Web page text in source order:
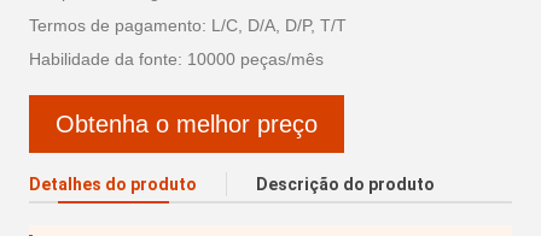
Termos de pagamento: L/C, D/A, D/P, T/T
Habilidade da fonte: 10000 peças/mês
Obtenha o melhor preço
Detalhes do produto Descrição do produto